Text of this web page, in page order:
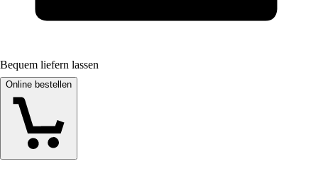
Bequem liefern lassen
Online bestellen